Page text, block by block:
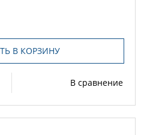
В КОРЗИНУ
В сравнение